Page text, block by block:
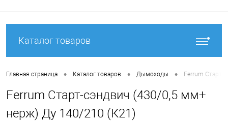
Каталог товаров
Главная страница • Каталог товаров • Дымоходы • Ferrum
Ferrum Старт-сэндвич (430/0,5 мм+
нерж) Ду 140/210 (К21)